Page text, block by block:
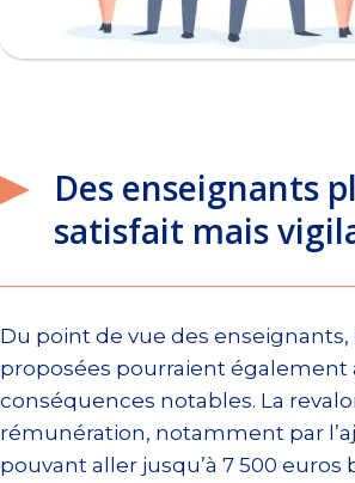
Des enseignants
satisfait mais
Du point de vue des enseignants,
proposées pourraient également
conséquences notables. La
rémunération, notamment par
pouvant aller jusqu’à 7 500 euros